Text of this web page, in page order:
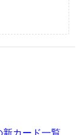
新カード一覧